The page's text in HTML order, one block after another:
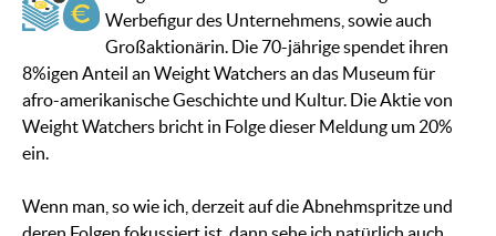
Werbefigur des Unternehmens, sowie auch
Großaktionärin. Die 70-jährige spendet ihren
8%igen Anteil an Weight Watchers an das Museum für
afro-amerikanische Geschichte und Kultur. Die Aktie von
Weight Watchers bricht in Folge dieser Meldung um 20%
ein.
Wenn man, so wie ich, derzeit auf die Abnehmspritze und